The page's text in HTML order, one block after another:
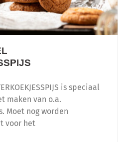
is speciaal
maken van o.a.
Moet nog worden
voor het